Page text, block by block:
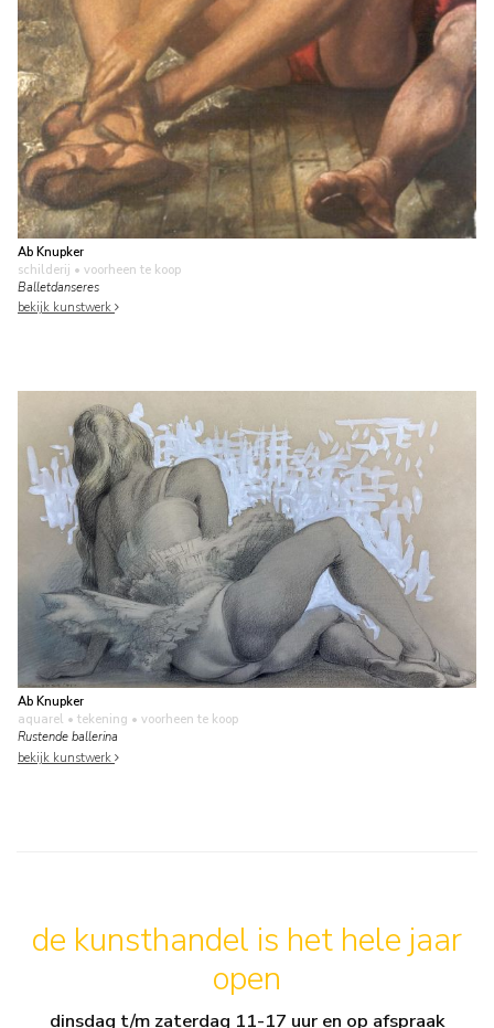
Ab Knupker
schilderij • voorheen te koop
Balletdanseres
bekijk kunstwerk
Ab Knupker
aquarel • tekening • voorheen te koop
Rustende ballerina
bekijk kunstwerk
de kunsthandel is het hele jaar
open
dinsdag t/m zaterdag 11-17 uur en op afspraak